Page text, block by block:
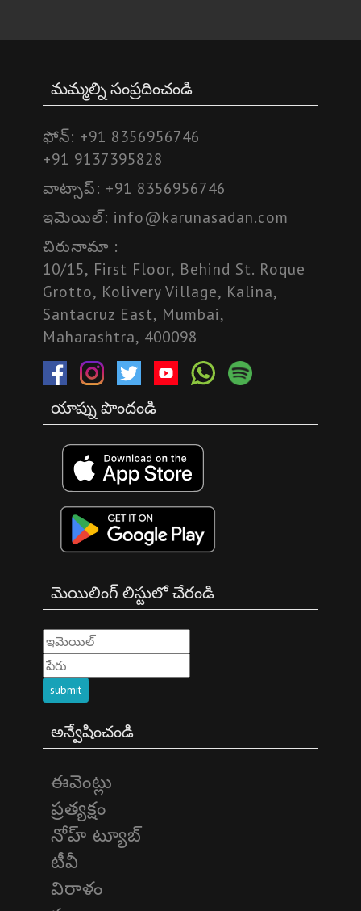
మమ్మల్ని సంప్రదించండి
ఫోన్: +91 8356956746
+91 9137395828
వాట్సాప్: +91 8356956746
ఇమెయిల్: info@karunasadan.com
చిరునామా :
10/15, First Floor, Behind St. Roque
Grotto, Kolivery Village, Kalina,
Santacruz East, Mumbai,
Maharashtra, 400098
యాప్ను పొందండి
మెయిలింగ్ లిస్టులో చేరండి
submit
అన్వేషించండి
ఈవెంట్లు
ప్రత్యక్షం
నోహ్ ట్యూబ్
టీవీ
విరాళం